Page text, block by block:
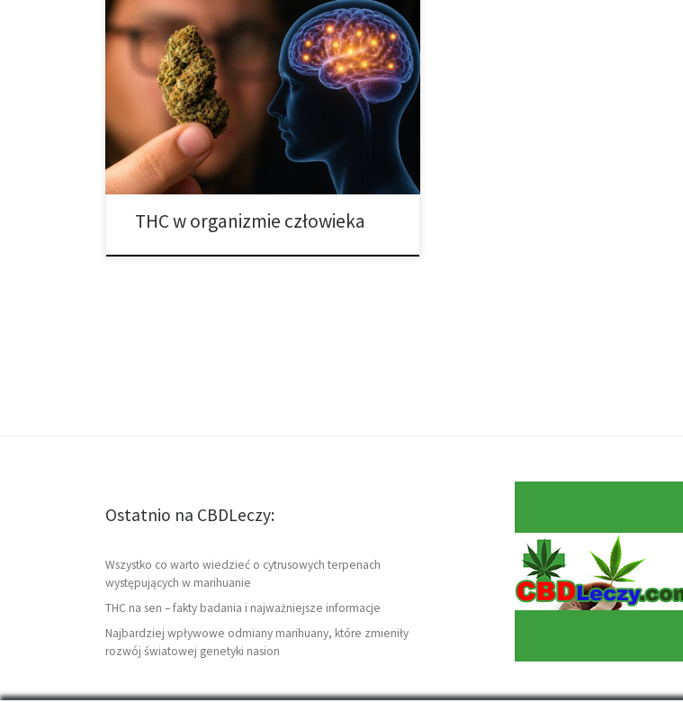
Jak dokładnie działa THC? Kompleksowe wyjaśnienie
wpływu tetrahydrokannabinolu na organizm
człowieka THC, czyli tetrahydrokannabinol, jest
jednym z najbardziej rozpoznawalnych związków
chemicznych występujących w konopiach. Najczęściej
kojarzy się z działaniem psychoaktywnym, zmianą
nastroju, uczuciem rozluźnienia oraz zaburzeniem
percepcji. W rzeczywistości jego wpływ na organizm
jest znacznie bardziej złożony niż samo wywołanie
[…]
THC w organizmie człowieka
Ostatnio na CBDLeczy:
Wszystko co warto wiedzieć o cytrusowych terpenach
występujących w marihuanie
THC na sen – fakty badania i najważniejsze informacje
Najbardziej wpływowe odmiany marihuany, które zmieniły
rozwój światowej genetyki nasion